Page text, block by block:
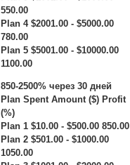
550.00
Plan 4 $2001.00 - $5000.00
780.00
Plan 5 $5001.00 - $10000.00
1100.00
850-2500% через 30 дней
Plan Spent Amount ($) Profit
(%)
Plan 1 $10.00 - $500.00 850.00
Plan 2 $501.00 - $1000.00
1050.00